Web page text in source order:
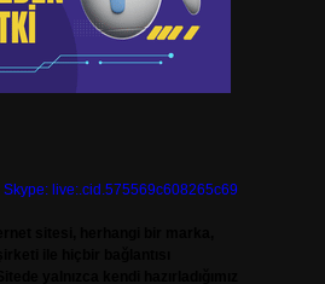
Skype: live:.cid.575569c608265c69